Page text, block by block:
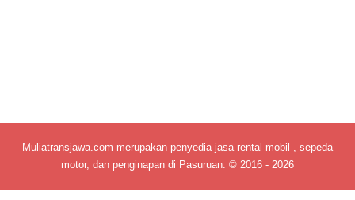
Muliatransjawa.com merupakan penyedia jasa rental mobil , sepeda
motor, dan penginapan di Pasuruan. © 2016 - 2026